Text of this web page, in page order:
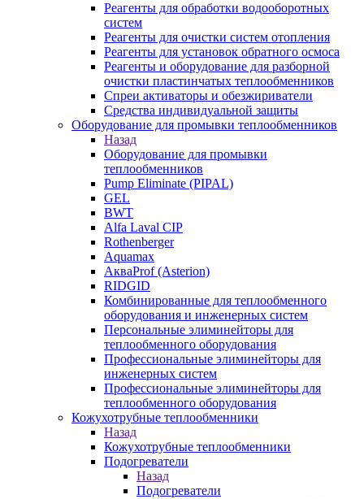
Реагенты для обработки водооборотных
систем
Реагенты для очистки систем отопления
Реагенты для установок обратного осмоса
Реагенты и оборудование для разборной
очистки пластинчатых теплообменников
Спреи активаторы и обезжириватели
Средства индивидуальной защиты
Оборудование для промывки теплообменников
Назад
Оборудование для промывки
теплообменников
Pump Eliminate (PIPAL)
GEL
BWT
Alfa Laval CIP
Rothenberger
Aquamax
АкваProf (Asterion)
RIDGID
Комбинированные для теплообменного
оборудования и инженерных систем
Персональные элиминейторы для
теплообменного оборудования
Профессиональные элиминейторы для
инженерных систем
Профессиональные элиминейторы для
теплообменного оборудования
Кожухотрубные теплообменники
Назад
Кожухотрубные теплообменники
Подогреватели
Назад
Подогреватели